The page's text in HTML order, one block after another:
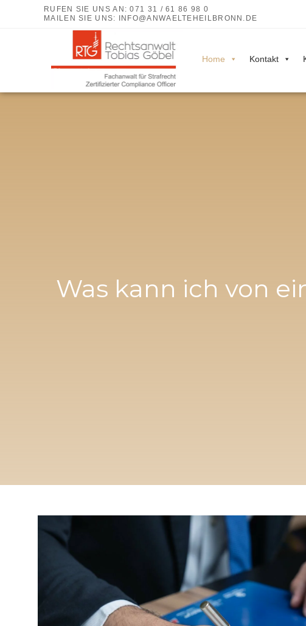
RUFEN SIE UNS AN: 071 31 / 61 86 98 0
MAILEN SIE UNS:
INFO@ANWAELTEHEILBRONN.DE
Home Kontakt
Was kann ich von